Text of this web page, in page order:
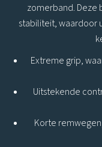
zomerband.
stabiliteit, waardoor
Extreme grip,
Uitstekende
Korte